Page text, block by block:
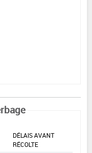
DÉLAIS AVANT
RÉCOLTE